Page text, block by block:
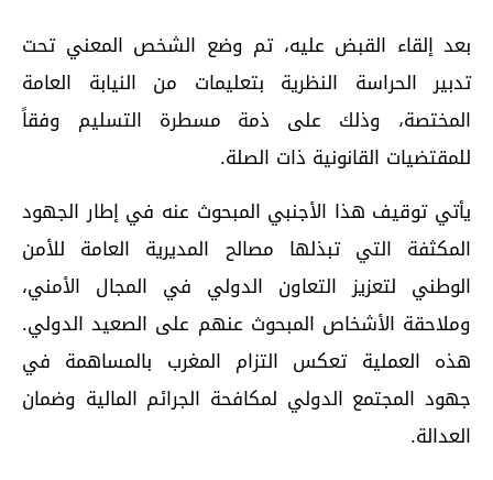
بعد إلقاء القبض عليه، تم وضع الشخص المعني تحت
تدبير الحراسة النظرية بتعليمات من النيابة العامة
المختصة، وذلك على ذمة مسطرة التسليم وفقاً
للمقتضيات القانونية ذات الصلة.
يأتي توقيف هذا الأجنبي المبحوث عنه في إطار الجهود
المكثفة التي تبذلها مصالح المديرية العامة للأمن
الوطني لتعزيز التعاون الدولي في المجال الأمني،
وملاحقة الأشخاص المبحوث عنهم على الصعيد الدولي.
هذه العملية تعكس التزام المغرب بالمساهمة في
جهود المجتمع الدولي لمكافحة الجرائم المالية وضمان
العدالة.